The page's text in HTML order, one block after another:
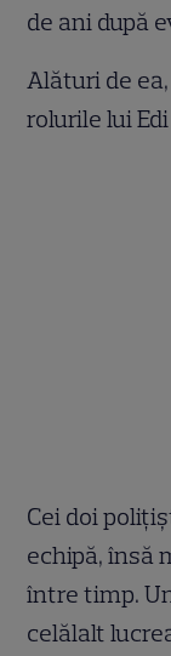
de ani după
Alături de
rolurile lui
Cei doi
echipă, însă
între timp.
celălalt